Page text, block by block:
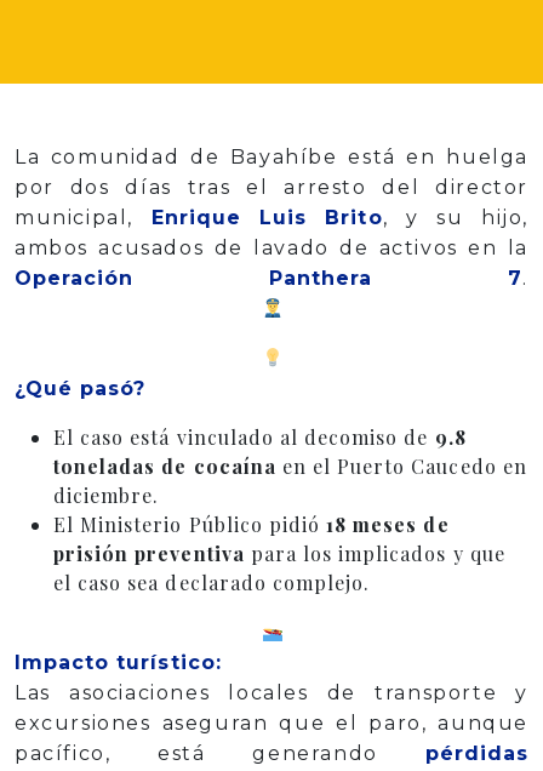
La comunidad de Bayahíbe está en huelga
por dos días tras el arresto del director
municipal, Enrique Luis Brito, y su hijo,
ambos acusados de lavado de activos en la
Operación Panthera 7.
¿Qué pasó?
El caso está vinculado al decomiso de 9.8
toneladas de cocaína en el Puerto Caucedo en
diciembre.
El Ministerio Público pidió18 meses de
prisión preventiva para los implicados y que
el caso sea declarado complejo.
Impacto turístico:
Las asociaciones locales de transporte y
excursiones aseguran que el paro, aunque
pacífico, está generando pérdidas